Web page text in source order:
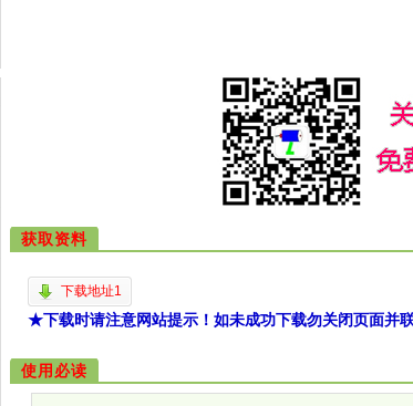
获取资料
下载地址1
★下载时请注意网站提示！如未成功下载勿关闭页面并联
使用必读